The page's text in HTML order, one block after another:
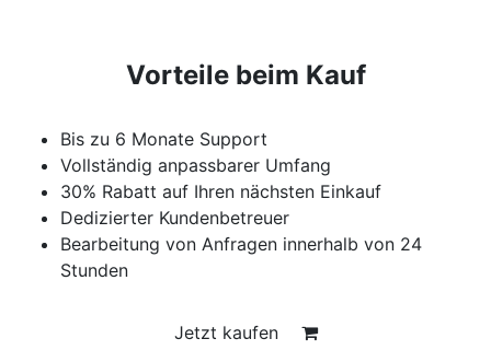
Vorteile beim Kauf
Bis zu 6 Monate Support
Vollständig anpassbarer Umfang
30% Rabatt auf Ihren nächsten Einkauf
Dedizierter Kundenbetreuer
Bearbeitung von Anfragen innerhalb von 24
Stunden
Jetzt kaufen